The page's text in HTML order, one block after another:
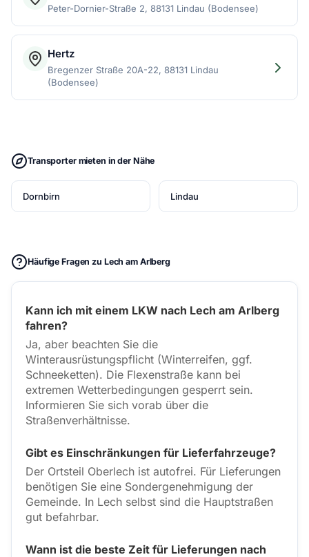
Peter-Dornier-Straße 2, 88131 Lindau (Bodensee)
Hertz
Bregenzer Straße 20A-22, 88131 Lindau
(Bodensee)
Transporter mieten in der Nähe
Dornbirn Lindau
Häufige Fragen zu Lech am Arlberg
Kann ich mit einem LKW nach Lech am Arlberg
fahren?
Ja, aber beachten Sie die
Winterausrüstungspflicht (Winterreifen, ggf.
Schneeketten). Die Flexenstraße kann bei
extremen Wetterbedingungen gesperrt sein.
Informieren Sie sich vorab über die
Straßenverhältnisse.
Gibt es Einschränkungen für Lieferfahrzeuge?
Der Ortsteil Oberlech ist autofrei. Für Lieferungen
benötigen Sie eine Sondergenehmigung der
Gemeinde. In Lech selbst sind die Hauptstraßen
gut befahrbar.
Wann ist die beste Zeit für Lieferungen nach